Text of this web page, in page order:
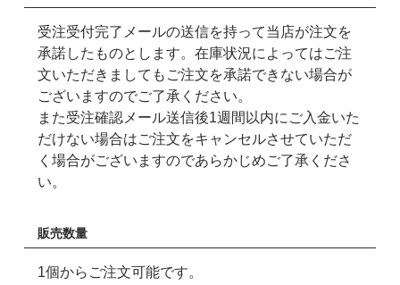
受注受付完了メールの送信を持って当店が注文を
承諾したものとします。在庫状況によってはご注
文いただきましてもご注文を承諾できない場合が
ございますのでご了承ください。
また受注確認メール送信後1週間以内にご入金いた
だけない場合はご注文をキャンセルさせていただ
く場合がございますのであらかじめご了承くださ
い。
販売数量
1個からご注文可能です。